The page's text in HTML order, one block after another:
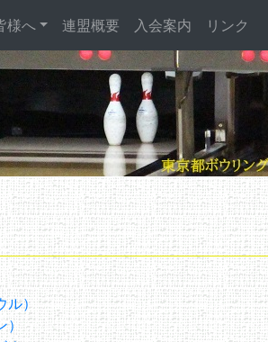
様へ 連盟概要 入会案内 リンク
）
）